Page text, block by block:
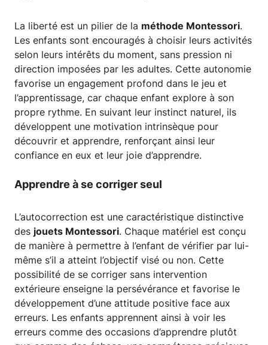
La liberté est un pilier de la méthode Montessori.
Les enfants sont encouragés à choisir leurs activités
selon leurs intérêts du moment, sans pression ni
direction imposées par les adultes. Cette autonomie
favorise un engagement profond dans le jeu et
l’apprentissage, car chaque enfant explore à son
propre rythme. En suivant leur instinct naturel, ils
développent une motivation intrinsèque pour
découvrir et apprendre, renforçant ainsi leur
confiance en eux et leur joie d’apprendre.
Apprendre à se corriger seul
L’autocorrection est une caractéristique distinctive
des jouets Montessori. Chaque matériel est conçu
de manière à permettre à l’enfant de vérifier par lui-
même s’il a atteint l’objectif visé ou non. Cette
possibilité de se corriger sans intervention
extérieure enseigne la persévérance et favorise le
développement d’une attitude positive face aux
erreurs. Les enfants apprennent ainsi à voir les
erreurs comme des occasions d’apprendre plutôt